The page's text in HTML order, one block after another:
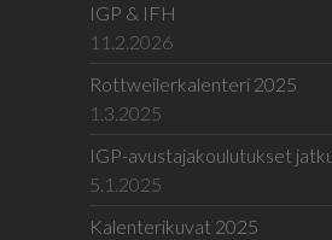
IGP & IFH
11.2.2026
Rottweilerkalenteri 2025
1.3.2025
IGP-avustajakoulutukset
5.1.2025
Kalenterikuvat 2025